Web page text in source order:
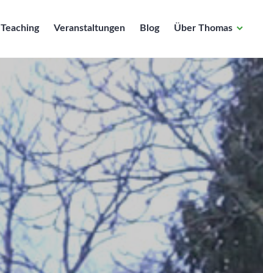
Teaching Veranstaltungen Blog Über Thomas